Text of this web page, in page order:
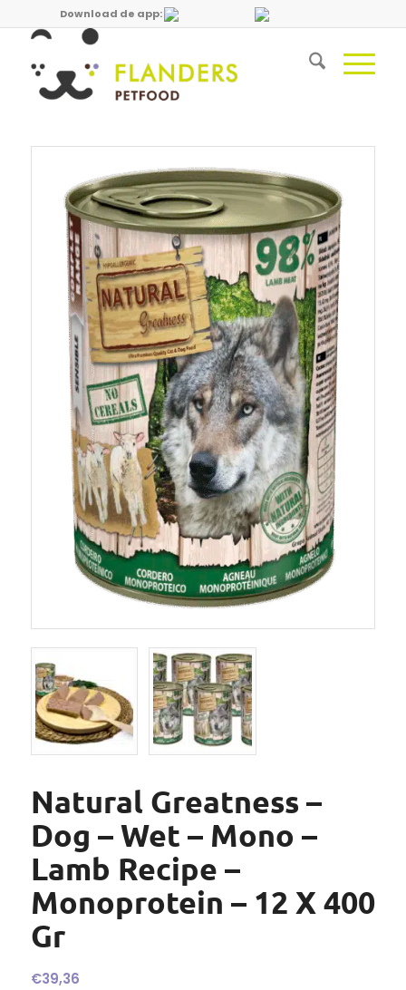
Download de app:
Natural Greatness –
Dog – Wet – Mono –
Lamb Recipe –
Monoprotein – 12 X 400
Gr
€39,36